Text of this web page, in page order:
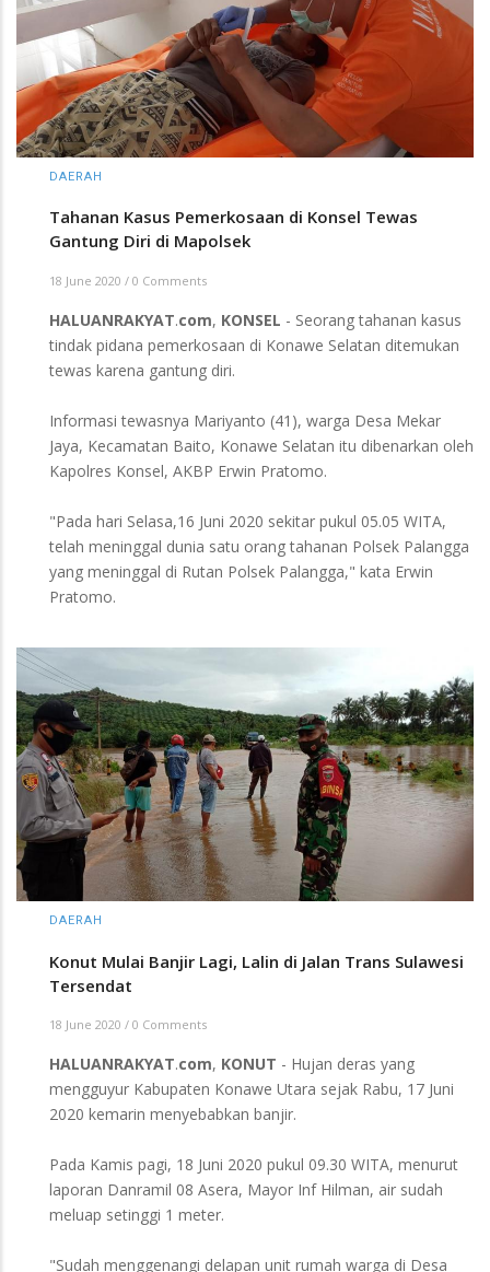
DAERAH
Tahanan Kasus Pemerkosaan di Konsel Tewas
Gantung Diri di Mapolsek
18 June 2020 / 0 Comments
HALUANRAKYAT.com, KONSEL - Seorang tahanan kasus
tindak pidana pemerkosaan di Konawe Selatan ditemukan
tewas karena gantung diri.
Informasi tewasnya Mariyanto (41), warga Desa Mekar
Jaya, Kecamatan Baito, Konawe Selatan itu dibenarkan oleh
Kapolres Konsel, AKBP Erwin Pratomo.
"Pada hari Selasa,16 Juni 2020 sekitar pukul 05.05 WITA,
telah meninggal dunia satu orang tahanan Polsek Palangga
yang meninggal di Rutan Polsek Palangga," kata Erwin
Pratomo.
DAERAH
Konut Mulai Banjir Lagi, Lalin di Jalan Trans Sulawesi
Tersendat
18 June 2020 / 0 Comments
HALUANRAKYAT.com, KONUT - Hujan deras yang
mengguyur Kabupaten Konawe Utara sejak Rabu, 17 Juni
2020 kemarin menyebabkan banjir.
Pada Kamis pagi, 18 Juni 2020 pukul 09.30 WITA, menurut
laporan Danramil 08 Asera, Mayor Inf Hilman, air sudah
meluap setinggi 1 meter.
"Sudah menggenangi delapan unit rumah warga di Desa